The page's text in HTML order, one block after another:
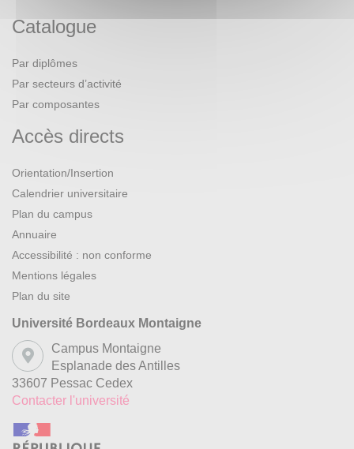
Catalogue
Par diplômes
Par secteurs d’activité
Par composantes
Accès directs
Orientation/Insertion
Calendrier universitaire
Plan du campus
Annuaire
Accessibilité : non conforme
Mentions légales
Plan du site
Université Bordeaux Montaigne
Campus Montaigne
Esplanade des Antilles
33607 Pessac Cedex
Contacter l'université